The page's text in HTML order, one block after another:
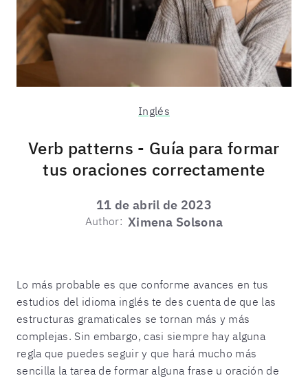
Inglés
Verb patterns - Guía para formar
tus oraciones correctamente
11 de abril de 2023
Author: Ximena Solsona
Lo más probable es que conforme avances en tus
estudios del idioma inglés te des cuenta de que las
estructuras gramaticales se tornan más y más
complejas. Sin embargo, casi siempre hay alguna
regla que puedes seguir y que hará mucho más
sencilla la tarea de formar alguna frase u oración de